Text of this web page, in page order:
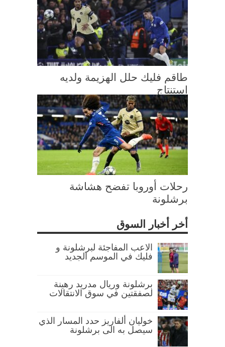
طاقم فليك حلل الهزيمة ولديه
استنتاج
رحلات أوروبا تفضح هشاشة
برشلونة
أخر أخبار السوق
الاعب المفاجئة لبرشلونة و
فليك في الموسم الجديد
برشلونة وريال مدريد رهينة
لصفقتين في سوق الانتقالات
خوليان ألفاريز حدد المسار الذي
سيصل به الى برشلونة